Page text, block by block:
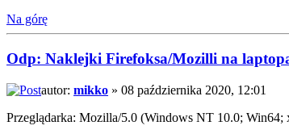
Na górę
Odp: Naklejki Firefoksa/Mozilli na
autor: mikko » 08 października 2020, 12:01
Przeglądarka: Mozilla/5.0 (Windows NT 10.0;